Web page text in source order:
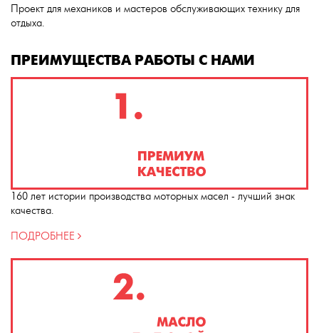
Проект для механиков и мастеров обслуживающих технику для
отдыха.
ПРЕИМУЩЕСТВА РАБОТЫ С НАМИ
160 лет истории производства моторных масел - лучший знак
качества.
ПОДРОБНЕЕ